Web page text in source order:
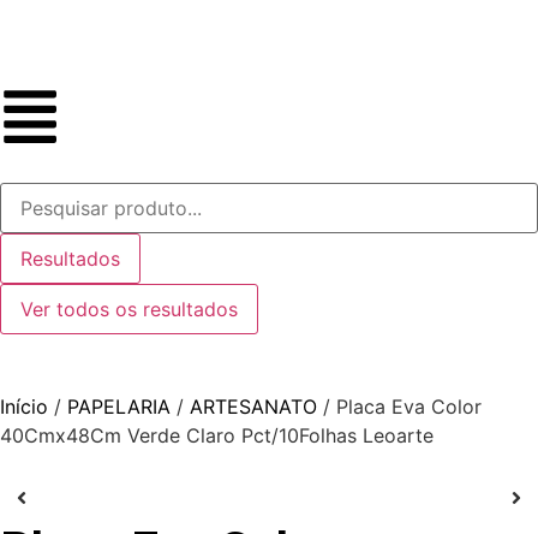
Resultados
Ver todos os resultados
Início / PAPELARIA / ARTESANATO / Placa Eva Color
40Cmx48Cm Verde Claro Pct/10Folhas Leoarte